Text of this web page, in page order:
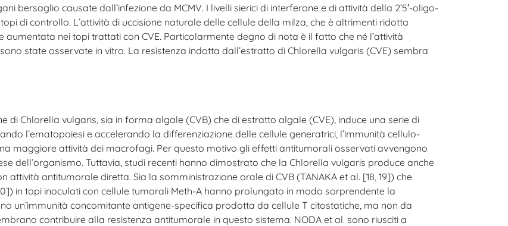
bersaglio causate dall’infezione da MCMV. I livelli sierici di interferone e di attività della 2’5′-oligo-
di controllo. L’attività di uccisione naturale delle cellule della milza, che è altrimenti ridotta
aumentata nei topi trattati con CVE. Particolarmente degno di nota è il fatto che né l’attività
state osservate in vitro. La resistenza indotta dall’estratto di Chlorella vulgaris (CVE) sembra
Chlorella vulgaris, sia in forma algale (CVB) che di estratto algale (CVE), induce una serie di
l’ematopoiesi e accelerando la differenziazione delle cellule generatrici, l’immunità cellulo-
maggiore attività dei macrofagi. Per questo motivo gli effetti antitumorali osservati avvengono
dell’organismo. Tuttavia, studi recenti hanno dimostrato che la Chlorella vulgaris produce anche
attività antitumorale diretta. Sia la somministrazione orale di CVB (TANAKA et al. [18, 19]) che
in topi inoculati con cellule tumorali Meth-A hanno prolungato in modo sorprendente la
un’immunità concomitante antigene-specifica prodotta da cellule T citostatiche, ma non da
contribuire alla resistenza antitumorale in questo sistema. NODA et al. sono riusciti a